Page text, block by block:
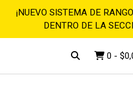
¡NUEVO SISTEMA DE
DENTRO DE LA
0 -